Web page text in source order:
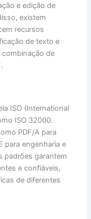
e edição de
existem
recursos
de texto e
combinação de
ISO (International
ISO 32000.
PDF/A para
para engenharia e
padrões garantem
e confiáveis,
de diferentes